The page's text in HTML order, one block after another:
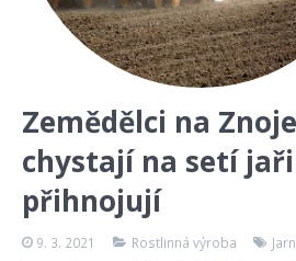
Zemědělci na
chystají na setí
přihnojují
9. 3. 2021 Rostlinná výroba